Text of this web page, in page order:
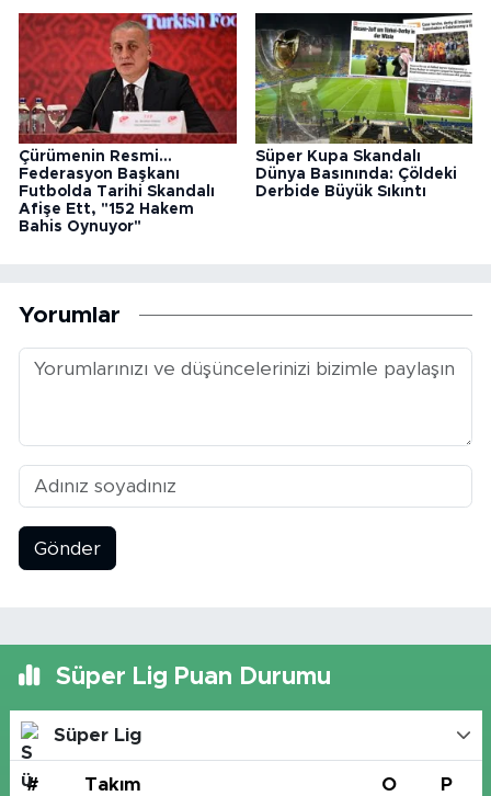
Çürümenin Resmi...
Federasyon Başkanı
Futbolda Tarihi Skandalı
Afişe Ett, "152 Hakem
Bahis Oynuyor"
Süper Kupa Skandalı
Dünya Basınında: Çöldeki
Derbide Büyük Sıkıntı
Yorumlar
Gönder
Süper Lig Puan Durumu
Süper Lig
# Takım O P